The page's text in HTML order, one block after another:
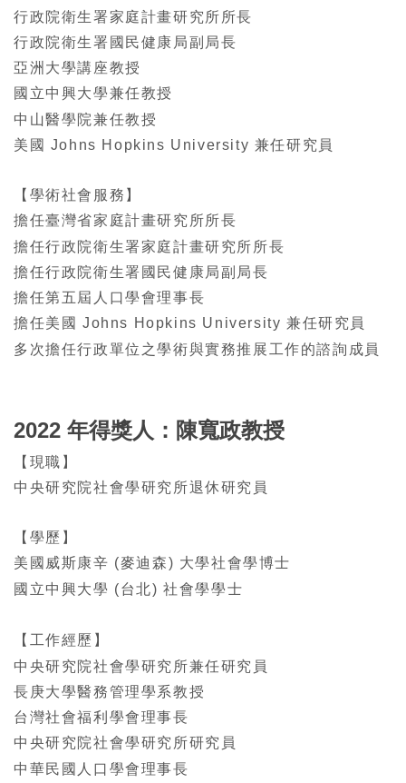
行政院衛生署家庭計畫研究所所長
行政院衛生署國民健康局副局長
亞洲大學講座教授
國立中興大學兼任教授
中山醫學院兼任教授
美國 Johns Hopkins University 兼任研究員
【學術社會服務】
擔任臺灣省家庭計畫研究所所長
擔任行政院衛生署家庭計畫研究所所長
擔任行政院衛生署國民健康局副局長
擔任第五屆人口學會理事長
擔任美國 Johns Hopkins University 兼任研究員
多次擔任行政單位之學術與實務推展工作的諮詢成員
2022 年得獎人：陳寬政教授
【現職】
中央研究院社會學研究所退休研究員
【學歷】
美國威斯康辛 (麥迪森) 大學社會學博士
國立中興大學 (台北) 社會學學士
【工作經歷】
中央研究院社會學研究所兼任研究員
長庚大學醫務管理學系教授
台灣社會福利學會理事長
中央研究院社會學研究所研究員
中華民國人口學會理事長